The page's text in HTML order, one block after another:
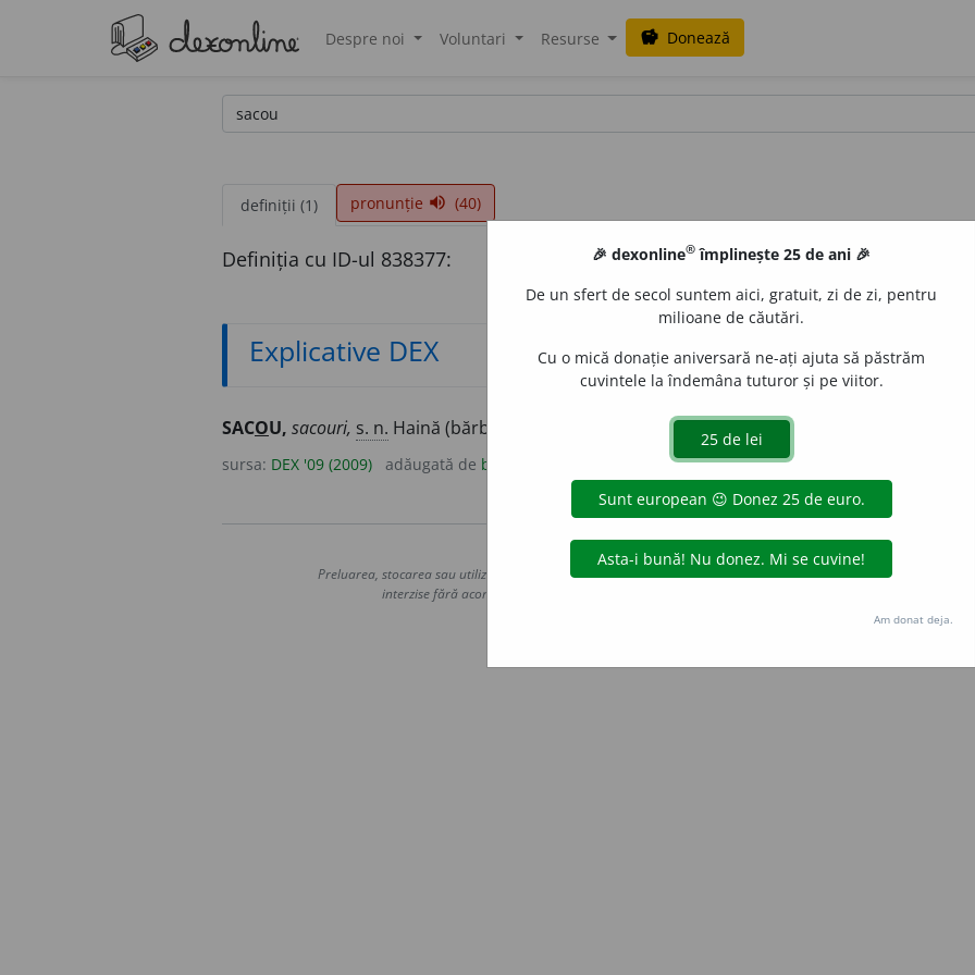
Despre noi Voluntari Resurse savings Donează
definiții (1) pronunție volume_up (40)
Definiția cu ID-ul 838377:
Explicative DEX
SACOU, sacouri, s. n. Haină (bărbătească) mai lejeră. – Dingerm.Sakko.
sursa: DEX '09 (2009) adăugată de blaurb.
Copyright © 2004-2026 dexonline (https://dexonline.ro)
Preluarea, stocarea sau utilizarea datelor de pe acest site, inclusiv prin orice metode de extragere automată
interzise fără acordul nostru prealabil scris, cu excepția seturilor de date oferite oficial spre utilizare
Hosterion
🎉 dexonline® împlinește 25 de ani 🎉
De un sfert de secol suntem aici, gratuit, zi de zi, pentru
milioane de căutări.
Cu o mică donație aniversară ne-ați ajuta să păstrăm
cuvintele la îndemâna tuturor și pe viitor.
Am donat deja.